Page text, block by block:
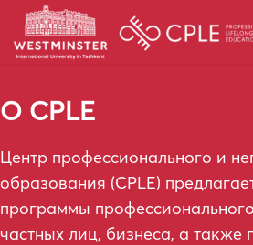
О CPLE
Центр профессионального и
образования (CPLE)
программы
частных лиц, бизнеса, а также